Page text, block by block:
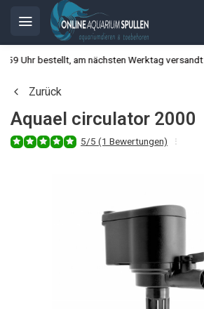
Uhr bestellt, am nächsten Werktag versandt
Zurück
Aquael circulator 2000
5/5 (1 Bewertungen)